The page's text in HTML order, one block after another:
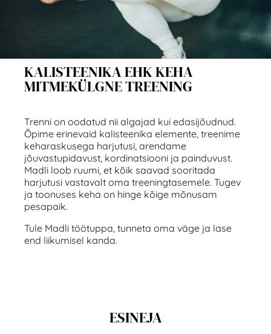
KALISTEENIKA EHK KEHA
MITMEKÜLGNE TREENING
Trenni on oodatud nii algajad kui edasijõudnud.
Õpime erinevaid kalisteenika elemente, treenime
keharaskusega harjutusi, arendame
jõuvastupidavust, kordinatsiooni ja painduvust.
Madli loob ruumi, et kõik saavad sooritada
harjutusi vastavalt oma treeningtasemele. Tugev
ja toonuses keha on hinge kõige mõnusam
pesapaik.
Tule Madli töötuppa, tunneta oma väge ja lase
end liikumisel kanda.
ESINEJA